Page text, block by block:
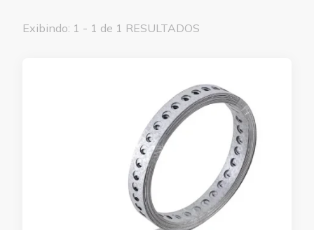
Exibindo: 1 - 1 de 1 RESULTADOS